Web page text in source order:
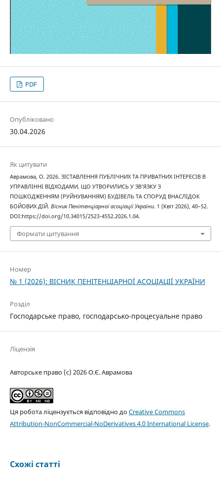
PDF
Опубліковано
30.04.2026
Як цитувати
Аврамова, О. 2026. ЗІСТАВЛЕННЯ ПУБЛІЧНИХ ТА ПРИВАТНИХ ІНТЕРЕСІВ В
УПРАВЛІННІ ВІДХОДАМИ, ЩО УТВОРИЛИСЬ У ЗВ’ЯЗКУ З
ПОШКОДЖЕННЯМ (РУЙНУВАННЯМ) БУДІВЕЛЬ ТА СПОРУД ВНАСЛІДОК
БОЙОВИХ ДІЙ. Вісник Пенітенціарної асоціації України. 1 (Квіт 2026), 40–52.
DOI:https://doi.org/10.34015/2523-4552.2026.1.04.
Формати цитування
Номер
№ 1 (2026): ВІСНИК ПЕНІТЕНЦІАРНОЇ АСОЦІАЦІЇ УКРАЇНИ
Розділ
Господарське право, господарсько-процесуальне право
Ліцензія
Авторське право (c) 2026 О.Є. Аврамова
Ця робота ліцензується відповідно доCreative Commons
Attribution-NonCommercial-NoDerivatives 4.0 International License.
Схожі статті